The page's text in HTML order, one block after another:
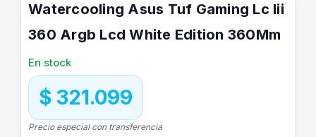
Watercooling Asus Tuf Gaming Lc Iii
360 Argb Lcd White Edition 360Mm
En stock
$ 321.099
Precio especial con transferencia